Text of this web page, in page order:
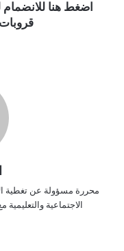
اضغط هنا
محررة مسؤولة عن تغطية
الاجتماعية